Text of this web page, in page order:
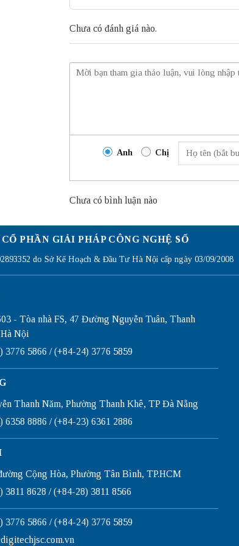
Chưa có đánh giá nào.
Anh Chị
Chưa có bình luận nào
PHẦN GIẢI PHÁP CÔNG NGHỆ SỐ
do Sở Kế Hoạch & Đầu Tư Hà Nội cấp ngày 03/09/2008
- Tòa nhà FS, 47 Đường Nguyễn Tuân, Thanh
Nội
3776 5866 / (+84-24) 3776 5859
Thanh Năm, Phường Thanh Khê, TP Đà Nẵng
6358 8886 / (+84-23) 6361 2886
Cộng Hòa, Phường Tân Bình, TP.HCM
3811 8628 / (+84-28) 3811 8566
3776 5866 / (+84-24) 3776 5859